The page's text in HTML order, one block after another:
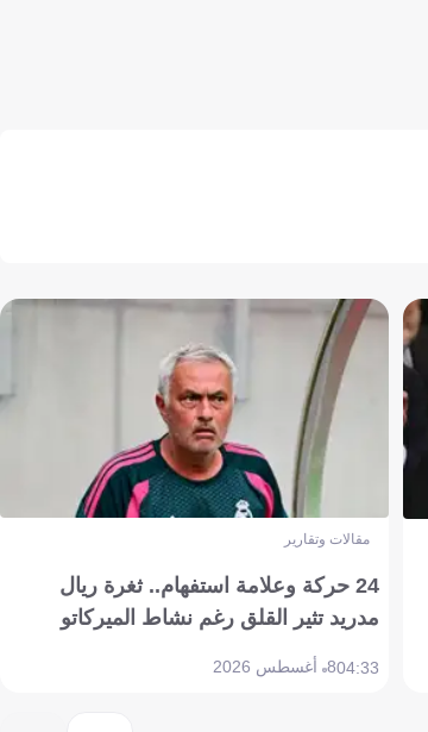
مقالات وتقارير
24 حركة وعلامة استفهام.. ثغرة ريال
مدريد تثير القلق رغم نشاط الميركاتو
04:338 أغسطس 2026